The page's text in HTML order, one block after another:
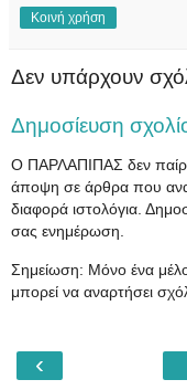
Κοινή χρήση
Δεν υπάρχουν
Δημοσίευση
Ο ΠΑΡΛΑΠΙΠΑΣ δεν
άποψη σε άρθρα που
διαφορά ιστολόγια.
σας ενημέρωση.
Σημείωση: Μόνο ένα
μπορεί να αναρτήσει
‹